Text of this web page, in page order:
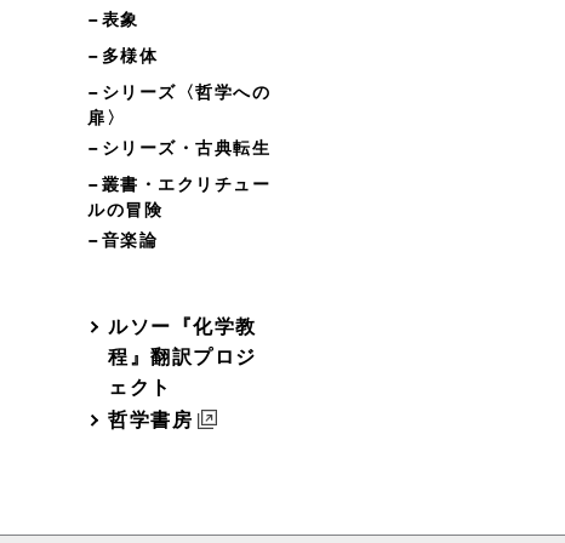
−表象
−多様体
−シリーズ〈哲学への
扉〉
−シリーズ・古典転生
−叢書・エクリチュー
ルの冒険
−音楽論
ルソー『化学教
程』翻訳プロジ
ェクト
哲学書房